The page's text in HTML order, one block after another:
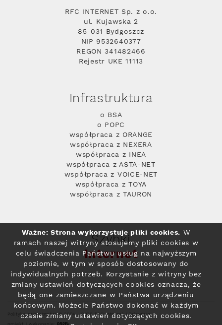
RFC INTERNET Sp. z o.o.
ul. Kujawska 2
85-031 Bydgoszcz
NIP 9532640377
REGON 341482466
Rejestr UKE 11113
Infrastruktura
o BSA
o POPC
współpraca z ORANGE
współpraca z NEXERA
współpraca z INEA
współpraca z ASTA-NET
współpraca z VOICE-NET
współpraca z TOYA
współpraca z TAURON
Szybki
Internet
Polityka prywatności© 2004 - 2026 RFC Internet i Telewizja
Ważne: Strona wykorzystuje pliki cookies. W
ramach naszej witryny stosujemy pliki cookies w
celu świadczenia Państwu usług na najwyższym
poziomie, w tym w sposób dostosowany do
indywidualnych potrzeb. Korzystanie z witryny bez
zmiany ustawień dotyczących cookies oznacza, że
będą one zamieszczane w Państwa urządzeniu
końcowym. Możecie Państwo dokonać w każdym
czasie zmiany ustawień dotyczących cookies.